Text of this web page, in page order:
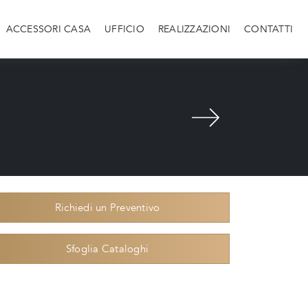
ACCESSORI CASA UFFICIO REALIZZAZIONI CONTATTI
Richiedi un Preventivo
Sfoglia Cataloghi